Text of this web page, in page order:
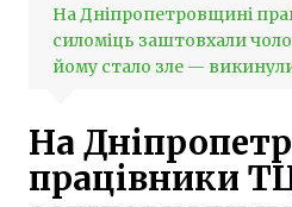
На Дніпропетровщині
силоміць заштовхали
йому стало зле —
На
працівники